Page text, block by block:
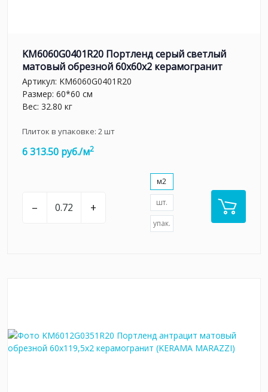
KM6060G0401R20 Портленд серый светлый
матовый обрезной 60x60x2 керамогранит
Артикул: KM6060G0401R20
Размер: 60*60 см
Вес: 32.80 кг
Плиток в упаковке: 2шт
6 313.50 руб./м2
– +
м2
шт.
упак.